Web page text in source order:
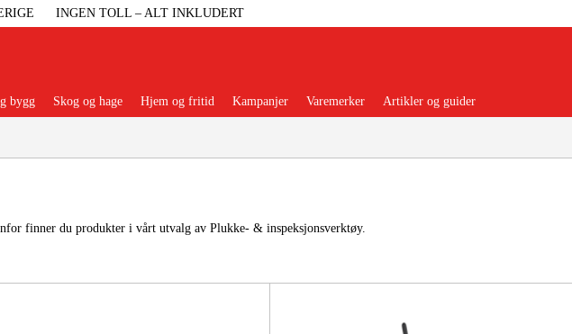
INGEN TOLL – ALT INKLUDERT
Maskintilbehør Og Forbruksvarer
bygg Skog og hage Hjem og fritid Kampanjer Varemerker Artikler og guider
finner du produkter i vårt utvalg av Plukke- & inspeksjonsverktøy.